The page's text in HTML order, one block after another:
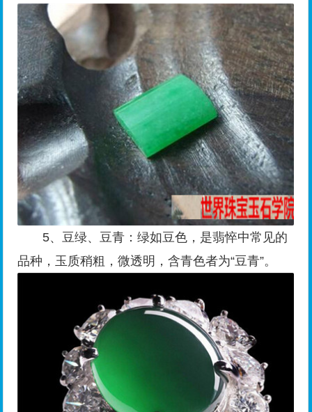
5、豆绿、豆青：绿如豆色，是翡悴中常见的
品种，玉质稍粗，微透明，含青色者为“豆青”。